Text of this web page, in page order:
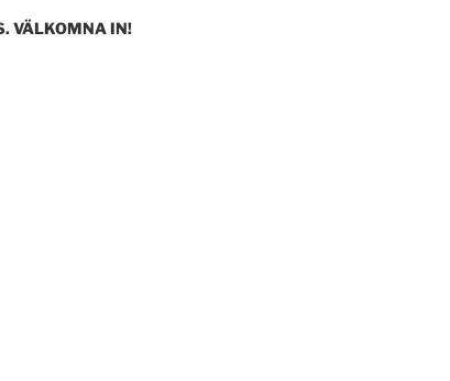
VÄLKOMNA IN!